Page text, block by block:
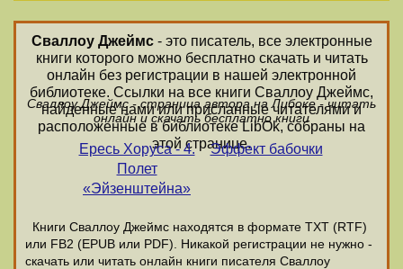
Сваллоу Джеймс- это писатель, все электронные
книги которого можно бесплатно скачать и читать
онлайн без регистрации в нашей электронной
библиотеке. Ссылки на все книги Сваллоу Джеймс,
найденные нами или присланные читателями и
расположенные в библиотеке LibOk, собраны на
этой странице.
Сваллоу Джеймс - страница автора на Либоке - читать
онлайн и скачать бесплатно книги
Ересь Хоруса - 4.
Полет
«Эйзенштейна»
Эффект бабочки
Книги Сваллоу Джеймс находятся в формате ТХТ (RTF)
или FB2 (EPUB или PDF). Никакой регистрации не нужно -
скачать или читать онлайн книги писателя Сваллоу